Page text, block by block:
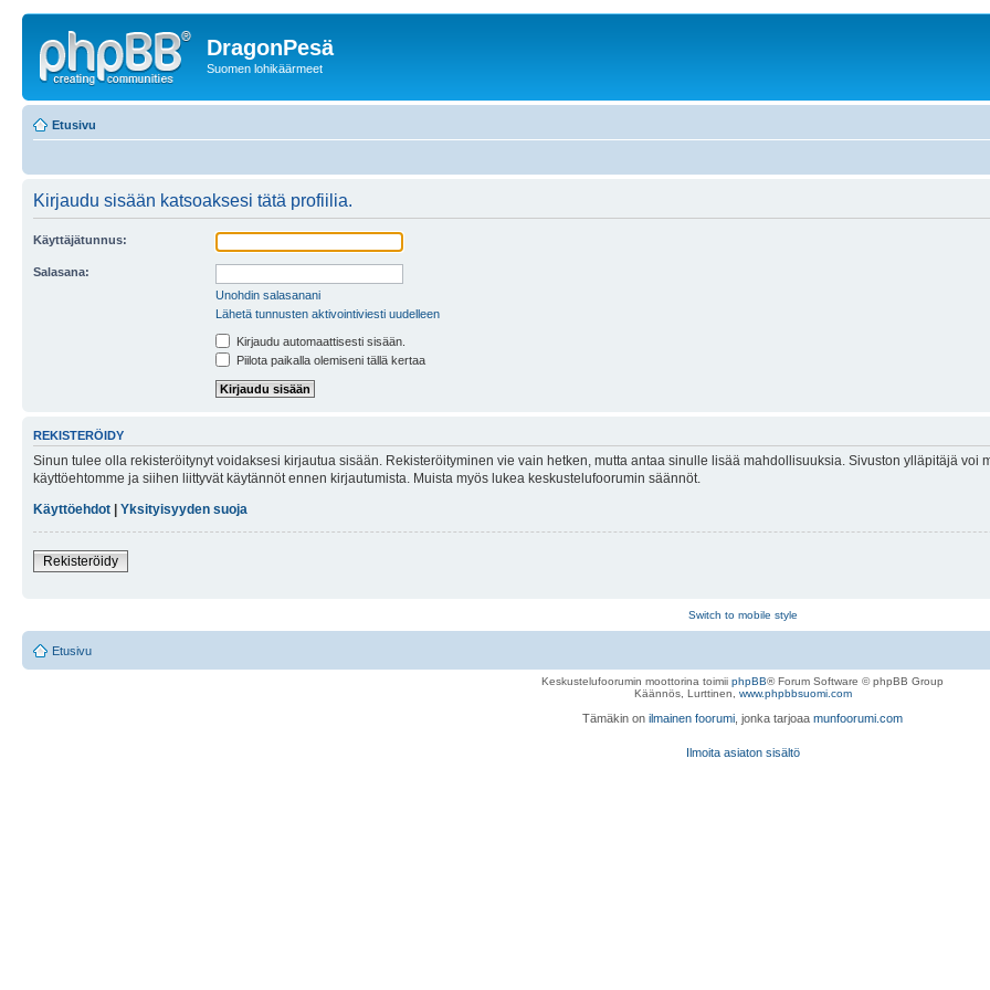
DragonPesä
Suomen lohikäärmeet
Etusivu
Kirjaudu sisään katsoaksesi tätä profiilia.
Käyttäjätunnus:
Salasana:
Unohdin salasanani
Lähetä tunnusten aktivointiviesti uudelleen
Kirjaudu automaattisesti sisään.
Piilota paikalla olemiseni tällä kertaa
REKISTERÖIDY
Sinun tulee olla rekisteröitynyt voidaksesi kirjautua sisään. Rekisteröityminen vie vain hetken, mutta antaa sinulle lisää mahdollisuuksia. Sivuston ylläpitäjä
käyttöehtomme ja siihen liittyvät käytännöt ennen kirjautumista. Muista myös lukea keskustelufoorumin säännöt.
Käyttöehdot
Yksityisyyden suoja
Rekisteröidy
Switch to mobile style
Etusivu
Keskustelufoorumin moottorina toimii phpBB® Forum Software © phpBB Group
Käännös, Lurttinen, www.phpbbsuomi.com
Tämäkin on ilmainen foorumi , jonka tarjoaa munfoorumi.com
Ilmoita asiaton sisältö